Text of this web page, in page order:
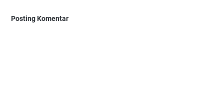
Posting Komentar